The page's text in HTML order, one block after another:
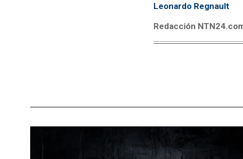
Leonardo Regnault
Redacción